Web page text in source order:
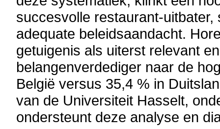
succesvolle restaurant-
adequate beleidsaandacht.
getuigenis als uiterst relevant
belangenverdediger naar de
België versus 35,4 % in
van de Universiteit Hasselt,
ondersteunt deze analyse en